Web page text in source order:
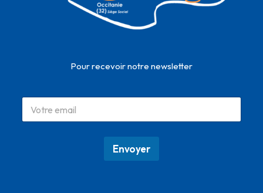
Pour recevoir notre newsletter
Envoyer